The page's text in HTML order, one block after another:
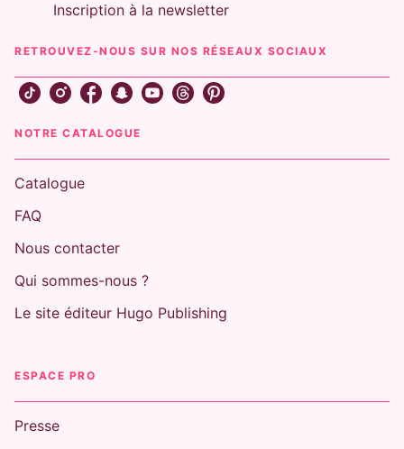
Inscription à la newsletter
RETROUVEZ-NOUS SUR NOS RÉSEAUX SOCIAUX
NOTRE CATALOGUE
Catalogue
FAQ
Nous contacter
Qui sommes-nous ?
Le site éditeur Hugo Publishing
ESPACE PRO
Presse